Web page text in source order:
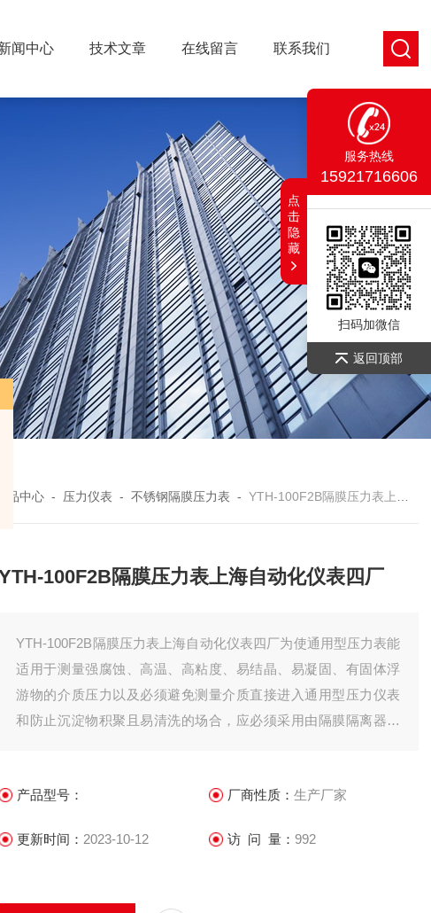
闻中心 技术文章 在线留言 联系我们
产品中心 - 压力仪表 -不锈钢隔膜压力表 -YTH-100F2B隔膜压力表上海自动化仪表四厂
100F2B隔膜压力表上海自动化仪表四厂
YTH-100F2B隔膜压力表上海自动化仪表四厂为使通用型压力表能
适用于测量强腐蚀、高温、高粘度、易结晶、易凝固、有固体浮
游物的介质压力以及必须避免测量介质直接进入通用型压力仪表
和防止沉淀物积聚且易清洗的场合，应必须采用由隔膜隔离器与
产品型号： 厂商性质： 生产厂家
更新时间： 2023-10-12 访 问 量： 992
服务热线
15921716606
扫码加微信
返回顶部
点
击
隐
藏